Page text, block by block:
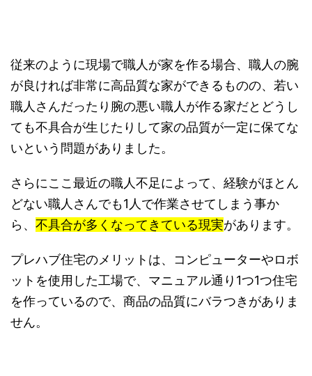
従来のように現場で職人が家を作る場合、職人の腕
が良ければ非常に高品質な家ができるものの、若い
職人さんだったり腕の悪い職人が作る家だとどうし
ても不具合が生じたりして家の品質が一定に保てな
いという問題がありました。
さらにここ最近の職人不足によって、経験がほとん
どない職人さんでも1人で作業させてしまう事か
ら、 不具合が多くなってきている現実があります。
プレハブ住宅のメリットは、コンピューターやロボ
ットを使用した工場で、マニュアル通り1つ1つ住宅
を作っているので、商品の品質にバラつきがありま
せん。